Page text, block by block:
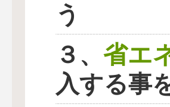
う
３、 省エ
入する事